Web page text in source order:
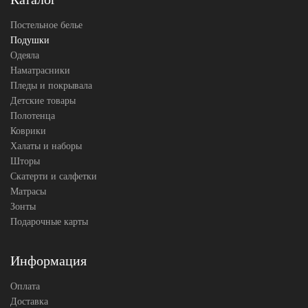
Постельное белье
Подушки
Одеяла
Наматрасники
Пледы и покрывала
Детские товары
Полотенца
Коврики
Халаты и наборы
Шторы
Скатерти и салфетки
Матрасы
Зонты
Подарочные карты
Информация
Оплата
Доставка